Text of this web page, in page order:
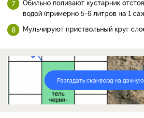
Обильно поливают кустарник
водой (примерно 5-6 литров на 1
Мульчируют приствольный круг
Разгадать сканворд на